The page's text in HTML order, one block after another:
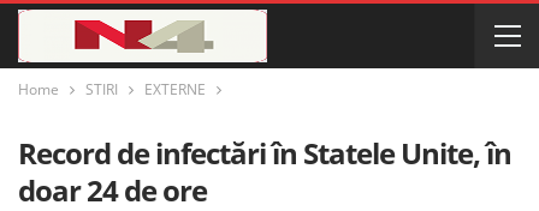
Home STIRI EXTERNE
Record de infectări în Statele Unite, în
doar 24 de ore